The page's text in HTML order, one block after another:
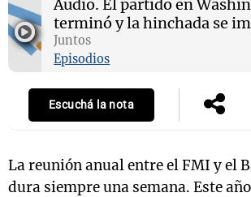
Audio. El partido en
terminó y la hinchada se
Juntos
Episodios
Escuchá la nota
La reunión anual entre el FMI y el
dura siempre una semana. Este
Mundial 2026